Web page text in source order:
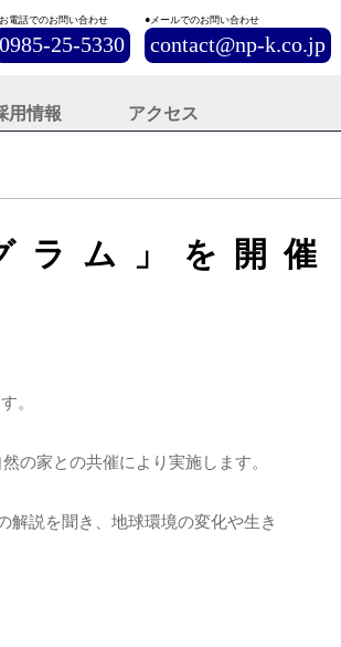
電話でのお問い合わせ
25-5330
●メールでのお問い合わせ
contact@np-k.co.jp
用情報 アクセス
ラム」を開催
。
の家との共催により実施します。
解説を聞き、地球環境の変化や生き